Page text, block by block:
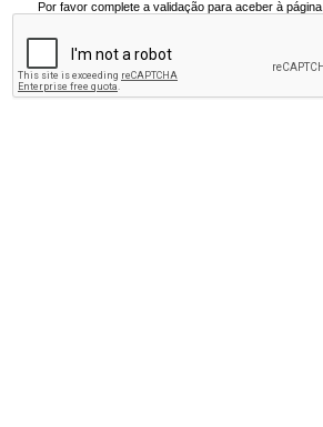
Por favor complete a validação para aceber à página.